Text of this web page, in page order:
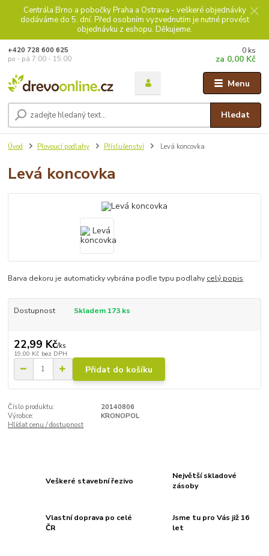
Centrála Brno a pobočky Praha a Ostrava - veškeré objednávky
dodáváme do 5. dní. Před osobním vyzvednutím je nutné provést
objednávku z eshopu. Děkujeme.
Menu
Hledat
+420 728 600 625
po - pá 7:00 - 15:00
0 ks
za 0,00 Kč
Úvod Plovoucí podlahy Příslušenství Levá koncovka
Levá koncovka
Barva dekoru je automaticky vybrána podle typu podlahy celý popis
Dostupnost Skladem 173 ks
22,99 Kč/ks
19,00 Kč bez DPH
Přidat do košíku
Číslo produktu:
20140806
Výrobce:
KRONOPOL
Hlídat cenu / dostupnost
Veškeré stavební řezivo
Největší skladové
zásoby
Vlastní doprava po celé
ČR
Jsme tu pro Vás již 16
let